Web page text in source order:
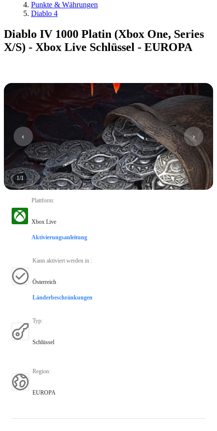
Punkte & Währungen
Diablo 4
Diablo IV 1000 Platin (Xbox One, Series
X/S) - Xbox Live Schlüssel - EUROPA
1/1
Plattform:
Xbox Live
Aktivierungsanleitung
Kann aktiviert werden in :
Österreich
Länderbeschränkungen
Typ:
Schlüssel
Region:
EUROPA